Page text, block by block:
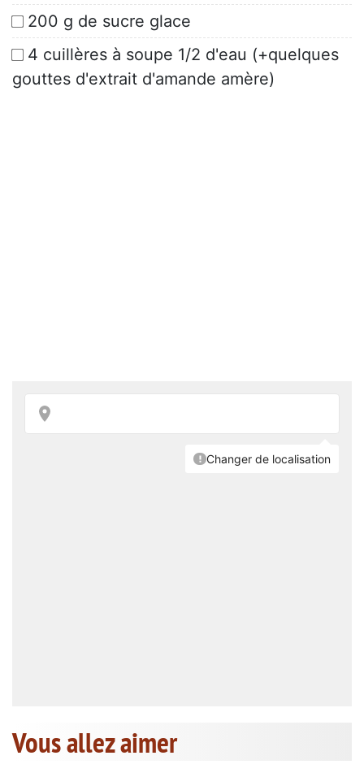
200 g de sucre glace
4 cuillères à soupe 1/2 d'eau (+quelques
gouttes d'extrait d'amande amère)
Vous allez aimer